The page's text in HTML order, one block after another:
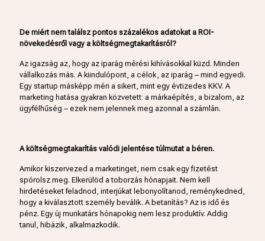
De miért nem találsz pontos százalékos adatokat a ROI-
növekedésről vagy a költségmegtakarításról?
Az igazság az, hogy az iparág mérési kihívásokkal küzd. Minden
vállalkozás más. A kiindulópont, a célok, az iparág – mind egyedi.
Egy startup másképp méri a sikert, mint egy évtizedes KKV. A
marketing hatása gyakran közvetett: a márkaépítés, a bizalom, az
ügyfélhűség – ezek nem jelennek meg azonnal a számlán.
A költségmegtakarítás valódi jelentése túlmutat a béren.
Amikor kiszervezed a marketinget, nem csak egy fizetést
spórolsz meg. Elkerülöd a toborzás hónapjait. Nem kell
hirdetéseket feladnod, interjúkat lebonyolítanod, reménykedned,
hogy a kiválasztott személy beválik. A betanítás? Az is idő és
pénz. Egy új munkatárs hónapokig nem lesz produktív. Addig
tanul, hibázik, alkalmazkodik.